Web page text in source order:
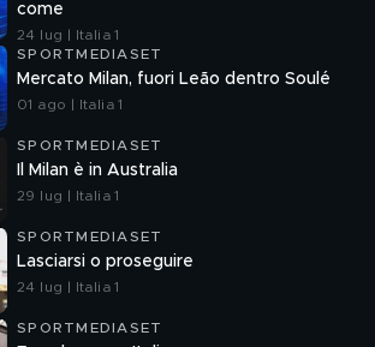
come
24 lug | Italia 1
SPORTMEDIASET
Mercato Milan, fuori Leão dentro Soulé
01 ago | Italia 1
SPORTMEDIASET
Il Milan è in Australia
29 lug | Italia 1
SPORTMEDIASET
Lasciarsi o proseguire
24 lug | Italia 1
SPORTMEDIASET